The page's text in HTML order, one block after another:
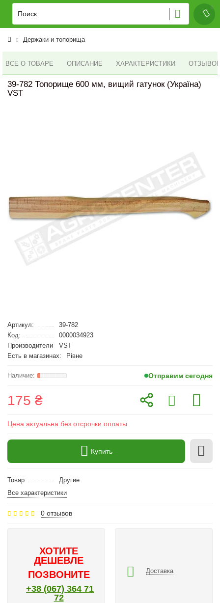
Держаки и топорища
ВСЕ О ТОВАРЕ ОПИСАНИЕ ХАРАКТЕРИСТИКИ ОТЗЫВОВ
39-782 Топорище 600 мм, вищий гатунок (Україна)
VST
Артикул:
39-782
Код:
0000034923
Производители
VST
Есть в магазинах:
Рівне
Отправим сегодня
175 ₴
Цена актуальна без отсрочки оплаты
Купить
Товар
Другие
Все характеристики
0 отзывов
ХОТИТЕ
ДЕШЕВЛЕ
ПОЗВОНИТЕ
+38 (067) 364 71
72
Доставка